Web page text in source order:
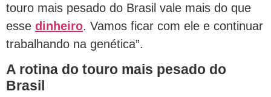
touro mais pesado do Brasil vale mais do que
esse dinheiro. Vamos ficar com ele e continuar
trabalhando na genética”.
A rotina do touro mais pesado do
Brasil